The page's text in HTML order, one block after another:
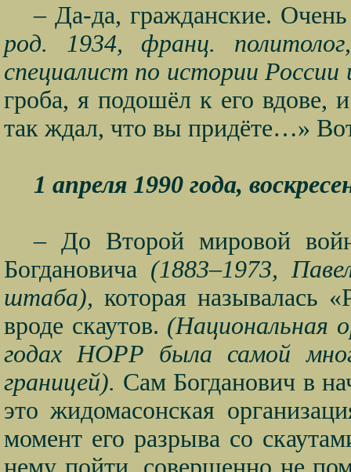
– Да-да, гражданские.
род. 1934, франц.
специалист по истории
гроба, я подошёл к его вдове,
так ждал, что вы придёте…»
1 апреля 1990 года,
– До Второй мировой
Богдановича (1883–1973,
штаба), которая называлась
вроде скаутов. (Национальная
годах НОРР была самой
границей). Сам Богданович в
это жидомасонская
момент его разрыва со